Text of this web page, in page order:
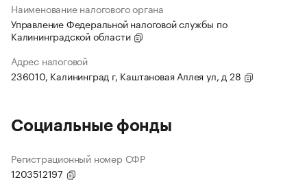
Наименование налогового органа
Управление Федеральной налоговой службы по
Калининградской области
Адрес налоговой
236010, Калининград г, Каштановая Аллея ул, д 28
Социальные фонды
Регистрационный номер СФР
1203512197